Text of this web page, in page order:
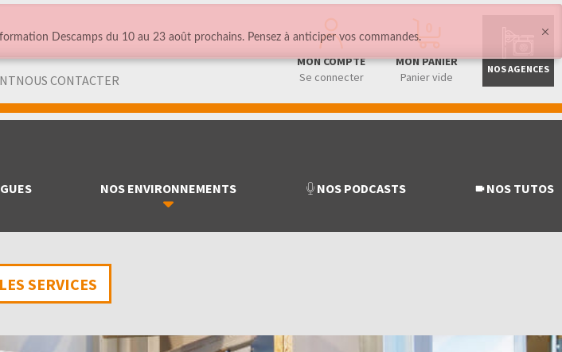
NOUS CONTACTER
MON COMPTE
Se connecter
MON PANIER
Panier vide
NOS AGENCES
NOS ENVIRONNEMENTS NOS PODCASTS NOS TUTOS
SERVICES
Descamps du 10 au 23 août prochains. Pensez à anticiper vos commandes.